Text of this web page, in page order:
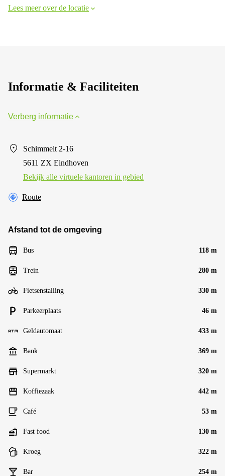
Lees meer over de locatie
Informatie & Faciliteiten
Verberg informatie
Schimmelt 2-16
5611 ZX Eindhoven
Bekijk alle virtuele kantoren in gebied
Route
Afstand tot de omgeving
Bus 118 m
Trein 280 m
Fietsenstalling 330 m
Parkeerplaats 46 m
Geldautomaat 433 m
Bank 369 m
Supermarkt 320 m
Koffiezaak 442 m
Café 53 m
Fast food 130 m
Kroeg 322 m
Bar 254 m